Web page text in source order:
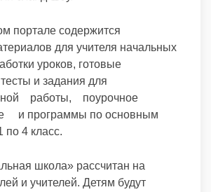
портале содержится
для учителя начальных
уроков, готовые
и задания для
работы, поурочное
и программы по основным
по 4 класс.
школа» рассчитан на
и учителей. Детям будут